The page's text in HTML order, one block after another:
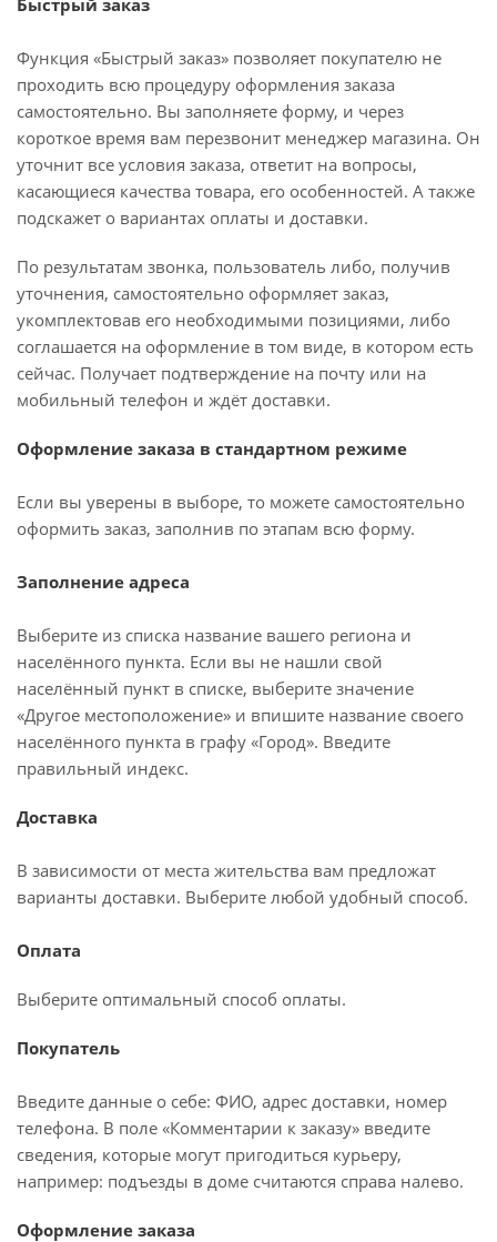
Быстрый заказ
Функция «Быстрый заказ» позволяет покупателю не
проходить всю процедуру оформления заказа
самостоятельно. Вы заполняете форму, и через
короткое время вам перезвонит менеджер магазина. Он
уточнит все условия заказа, ответит на вопросы,
касающиеся качества товара, его особенностей. А также
подскажет о вариантах оплаты и доставки.
По результатам звонка, пользователь либо, получив
уточнения, самостоятельно оформляет заказ,
укомплектовав его необходимыми позициями, либо
соглашается на оформление в том виде, в котором есть
сейчас. Получает подтверждение на почту или на
мобильный телефон и ждёт доставки.
Оформление заказа в стандартном режиме
Если вы уверены в выборе, то можете самостоятельно
оформить заказ, заполнив по этапам всю форму.
Заполнение адреса
Выберите из списка название вашего региона и
населённого пункта. Если вы не нашли свой
населённый пункт в списке, выберите значение
«Другое местоположение» и впишите название своего
населённого пункта в графу «Город». Введите
правильный индекс.
Доставка
В зависимости от места жительства вам предложат
варианты доставки. Выберите любой удобный способ.
Оплата
Выберите оптимальный способ оплаты.
Покупатель
Введите данные о себе: ФИО, адрес доставки, номер
телефона. В поле «Комментарии к заказу» введите
сведения, которые могут пригодиться курьеру,
например: подъезды в доме считаются справа налево.
Оформление заказа